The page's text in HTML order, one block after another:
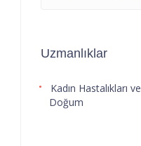
Uzmanlıklar
Kadın Hastalıkları ve
Doğum